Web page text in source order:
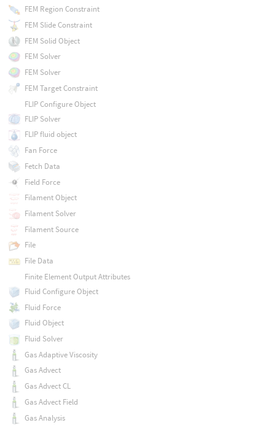
FEM Region Constraint
FEM Slide Constraint
FEM Solid Object
FEM Solver
FEM Solver
FEM Target Constraint
FLIP Configure Object
FLIP Solver
FLIP fluid object
Fan Force
Fetch Data
Field Force
Filament Object
Filament Solver
Filament Source
File
File Data
Finite Element Output Attributes
Fluid Configure Object
Fluid Force
Fluid Object
Fluid Solver
Gas Adaptive Viscosity
Gas Advect
Gas Advect CL
Gas Advect Field
Gas Analysis